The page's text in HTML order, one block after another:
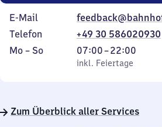
E-Mail
Telefon
+49 30 586020930
Montag
Mo – So,
inkl. Feiertage
07:00–22:00
Von
7
22
inkl. Feiertage
Zum Überblick aller Services